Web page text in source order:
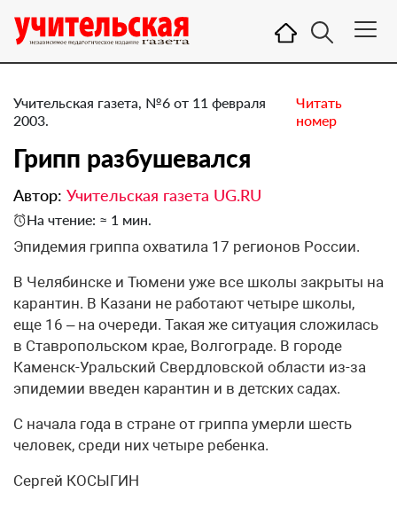
Учительская газета, №6 от 11 февраля
2003.
Читать
номер
Грипп разбушевался
Автор: Учительская газета UG.RU
На чтение: ≈ 1 мин.
Эпидемия гриппа охватила 17 регионов России.
В Челябинске и Тюмени уже все школы закрыты на
карантин. В Казани не работают четыре школы,
еще 16 – на очереди. Такая же ситуация сложилась
в Ставропольском крае, Волгограде. В городе
Каменск-Уральский Свердловской области из-за
эпидемии введен карантин и в детских садах.
С начала года в стране от гриппа умерли шесть
человек, среди них четыре ребенка.
Сергей КОСЫГИН